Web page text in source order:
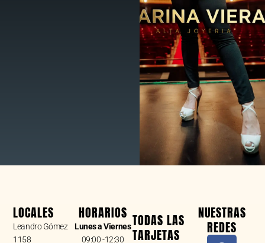
LOCALES
Leandro Gómez
1158
HORARIOS
Lunes a Viernes
09:00 -12:30
TODAS LAS
TARJETAS
NUESTRAS
REDES